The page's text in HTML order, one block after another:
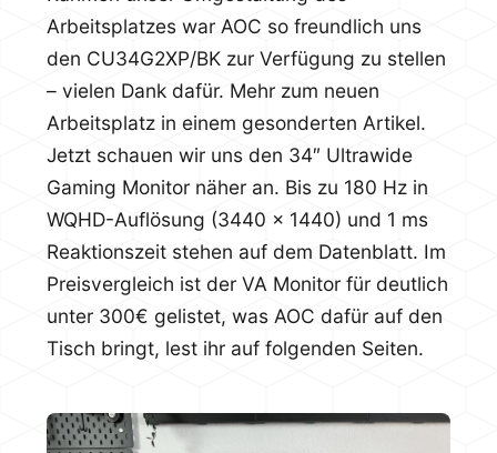
Arbeitsplatzes war AOC so freundlich uns
den CU34G2XP/BK zur Verfügung zu stellen
– vielen Dank dafür. Mehr zum neuen
Arbeitsplatz in einem gesonderten Artikel.
Jetzt schauen wir uns den 34″ Ultrawide
Gaming Monitor näher an. Bis zu 180 Hz in
WQHD-Auflösung (3440 x 1440) und 1 ms
Reaktionszeit stehen auf dem Datenblatt. Im
Preisvergleich ist der VA Monitor für deutlich
unter 300€ gelistet, was AOC dafür auf den
Tisch bringt, lest ihr auf folgenden Seiten.